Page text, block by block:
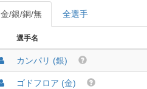
金/銀/銅/無 全選手
選手名
カンパリ (銀)
ゴドフロア (金)